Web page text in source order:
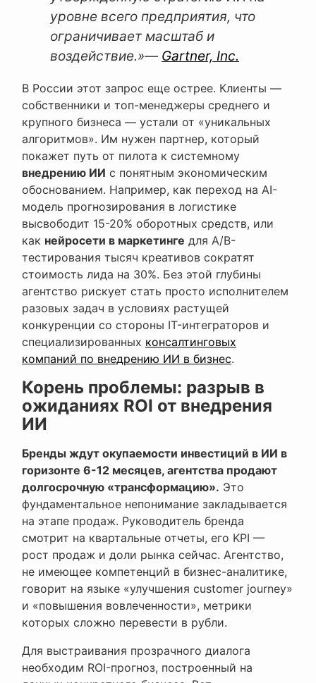
уровне всего предприятия, что
ограничивает масштаб и
воздействие.»— Gartner, Inc.
В России этот запрос еще острее. Клиенты —
собственники и топ-менеджеры среднего и
крупного бизнеса — устали от «уникальных
алгоритмов». Им нужен партнер, который
покажет путь от пилота к системному
внедрению ИИ с понятным экономическим
обоснованием. Например, как переход на AI-
модель прогнозирования в логистике
высвободит 15-20% оборотных средств, или
как нейросети в маркетинге для A/B-
тестирования тысяч креативов сократят
стоимость лида на 30%. Без этой глубины
агентство рискует стать просто исполнителем
разовых задач в условиях растущей
конкуренции со стороны IT-интеграторов и
специализированных консалтинговых
компаний по внедрению ИИ в бизнес.
Корень проблемы: разрыв в
ожиданиях ROI от внедрения
ИИ
Бренды ждут окупаемости инвестиций в ИИ в
горизонте 6-12 месяцев, агентства продают
долгосрочную «трансформацию». Это
фундаментальное непонимание закладывается
на этапе продаж. Руководитель бренда
смотрит на квартальные отчеты, его KPI —
рост продаж и доли рынка сейчас. Агентство,
не имеющее компетенций в бизнес-аналитике,
говорит на языке «улучшения customer journey»
и «повышения вовлеченности», метрики
которых сложно перевести в рубли.
Для выстраивания прозрачного диалога
необходим ROI-прогноз, построенный на